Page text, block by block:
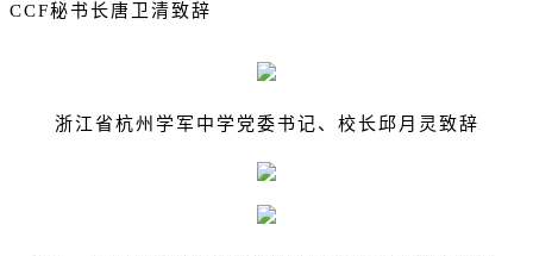
CCF秘书长唐卫清致辞
浙江省杭州学军中学党委书记、校长邱月灵致辞